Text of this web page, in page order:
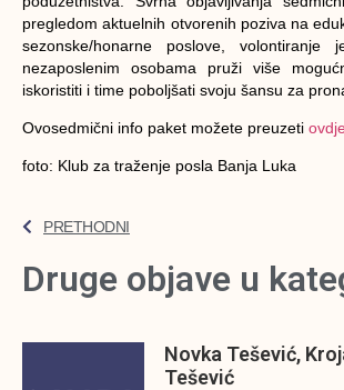
pregledom aktuelnih otvorenih poziva na
sezonske/honarne poslove,
nezaposlenim osobama pruži više
iskoristiti i time poboljšati svoju šansu za
Ovosedmični info paket možete preuzeti
foto: Klub za traženje posla Banja Luka
PRETHODNI
Druge objave u
Novka Tešević,
Tešević